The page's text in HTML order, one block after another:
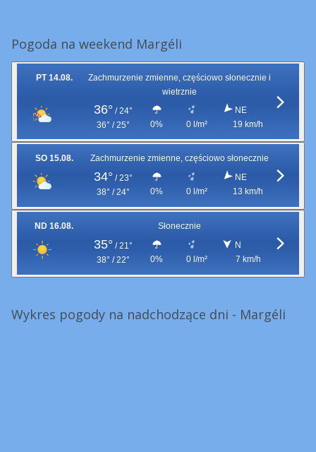
Pogoda na weekend Margéli
PT 14.08.
Zachmurzenie zmienne, częściowo słonecznie i
wietrznie
36° / 24°
36° / 25°
0% 0 l/m²
NE
19 km/h
SO 15.08. Zachmurzenie zmienne, częściowo słonecznie
34° / 23°
38° / 24°
0% 0 l/m²
NE
13 km/h
ND 16.08. Słonecznie
35° / 21°
38° / 22°
0% 0 l/m²
N
7 km/h
Wykres pogody na nadchodzące dni - Margéli